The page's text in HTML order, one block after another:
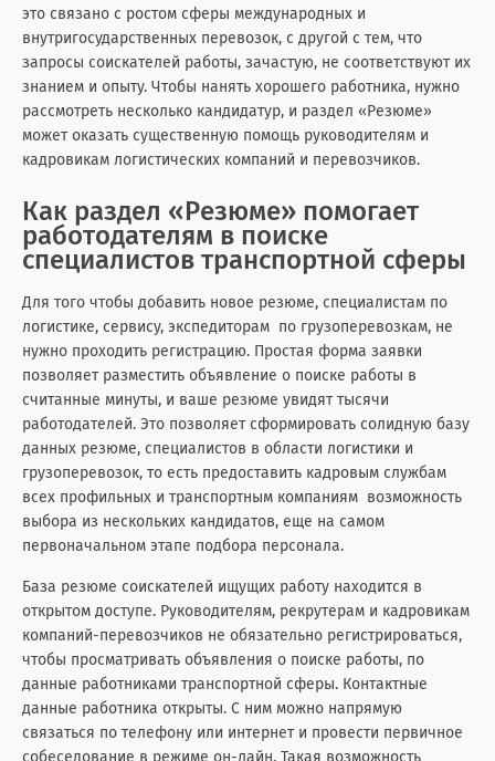
это связано с ростом сферы международных и
внутригосударственных перевозок, с другой с тем, что
запросы соискателей работы, зачастую, не соответствуют их
знанием и опыту. Чтобы нанять хорошего работника, нужно
рассмотреть несколько кандидатур, и раздел «Резюме»
может оказать существенную помощь руководителям и
кадровикам логистических компаний и перевозчиков.
Как раздел «Резюме» помогает
работодателям в поиске
специалистов транспортной сферы
Для того чтобы добавить новое резюме, специалистам по
логистике, сервису, экспедиторам по грузоперевозкам, не
нужно проходить регистрацию. Простая форма заявки
позволяет разместить объявление о поиске работы в
считанные минуты, и ваше резюме увидят тысячи
работодателей. Это позволяет сформировать солидную базу
данных резюме, специалистов в области логистики и
грузоперевозок, то есть предоставить кадровым службам
всех профильных и транспортным компаниям возможность
выбора из нескольких кандидатов, еще на самом
первоначальном этапе подбора персонала.
База резюме соискателей ищущих работу находится в
открытом доступе. Руководителям, рекрутерам и кадровикам
компаний-перевозчиков не обязательно регистрироваться,
чтобы просматривать объявления о поиске работы, по
данные работниками транспортной сферы. Контактные
данные работника открыты. С ним можно напрямую
связаться по телефону или интернет и провести первичное
собеседование в режиме он-лайн. Такая возможность